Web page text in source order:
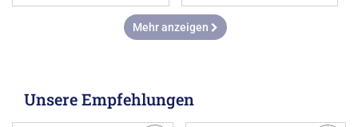
Mehr anzeigen
Unsere Empfehlungen